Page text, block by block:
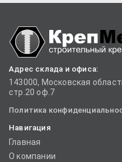
Адрес склада и офиса:
143000, Московская
стр.20 оф.7
Политика
Навигация
Главная
О компании